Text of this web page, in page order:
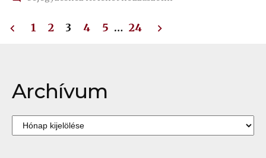
kis
Bejegyzések
1 2 3 4 5 … 24
Archívum
Archívum